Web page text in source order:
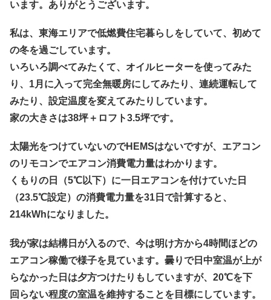
います。ありがとうございます。
私は、東海エリアで低燃費住宅暮らしをしていて、初めて
の冬を過ごしています。
いろいろ調べてみたくて、オイルヒーターを使ってみた
り、1月に入って完全無暖房にしてみたり、連続運転して
みたり、設定温度を変えてみたりしています。
家の大きさは38坪＋ロフト3.5坪です。
太陽光をつけていないのでHEMSはないですが、エアコン
のリモコンでエアコン消費電力量はわかります。
くもりの日（5℃以下）に一日エアコンを付けていた日
（23.5℃設定）の消費電力量を31日で計算すると、
214kWhになりました。
我が家は結構日が入るので、今は明け方から4時間ほどの
エアコン稼働で様子を見ています。曇りで日中室温が上が
らなかった日は夕方つけたりもしていますが、20℃を下
回らない程度の室温を維持することを目標にしています。